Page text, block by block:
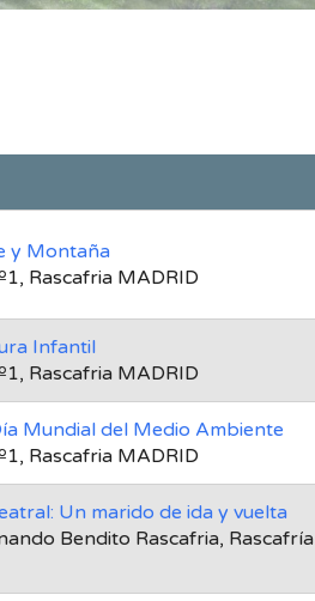
y Montaña
Rascafria MADRID
Infantil
Rascafria MADRID
Mundial del Medio Ambiente
Rascafria MADRID
Un marido de ida y vuelta
Bendito Rascafria, Rascafría